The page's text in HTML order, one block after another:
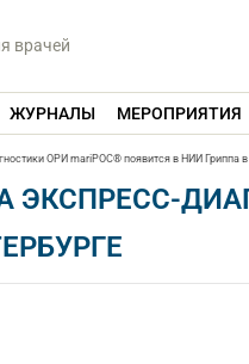
врачей
ЖУРНАЛЫ МЕРОПРИЯТИЯ
ОРИ mariPOC® появится в НИИ Гриппа в